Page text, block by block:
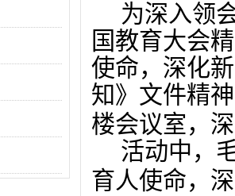
为深入领
国教育大会
使命，深化
知》文件精
楼会议室，
活动中，
育人使命，